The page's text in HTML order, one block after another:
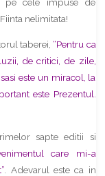
nelimitata!
taberei, “Pentru ca
de critici, de zile,
este un miracol, la
este Prezentul.
sapte editii si
care mi-a
. Adevarul este ca in